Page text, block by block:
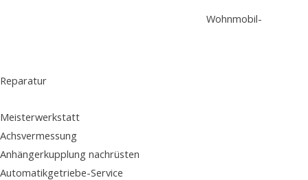
Wohnmobil-
Reparatur
Meisterwerkstatt
Achsvermessung
Anhängerkupplung nachrüsten
Automatikgetriebe-Service